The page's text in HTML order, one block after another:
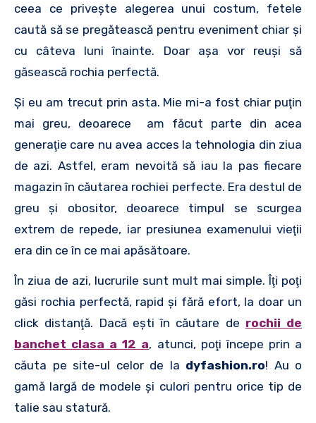
ceea ce priveşte alegerea unui costum, fetele
caută să se pregătească pentru eveniment chiar şi
cu câteva luni înainte. Doar aşa vor reuşi să
găsească rochia perfectă.
Şi eu am trecut prin asta. Mie mi-a fost chiar puţin
mai greu, deoarece am făcut parte din acea
generaţie care nu avea acces la tehnologia din ziua
de azi. Astfel, eram nevoită să iau la pas fiecare
magazin în căutarea rochiei perfecte. Era destul de
greu şi obositor, deoarece timpul se scurgea
extrem de repede, iar presiunea examenului vieţii
era din ce în ce mai apăsătoare.
În ziua de azi, lucrurile sunt mult mai simple. Îţi poţi
găsi rochia perfectă, rapid şi fără efort, la doar un
click distanţă. Dacă eşti în căutare de rochii de
banchet clasa a 12 a, atunci, poţi începe prin a
căuta pe site-ul celor de la dyfashion.ro! Au o
gamă largă de modele și culori pentru orice tip de
talie sau statură.